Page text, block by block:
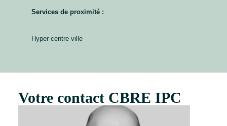
Services de proximité :
Hyper centre ville
Votre contact CBRE IPC